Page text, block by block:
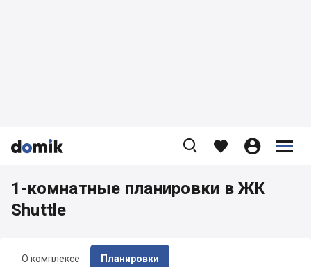


    


О комплексе Планировки
1-комнатные планировки в ЖК
Shuttle